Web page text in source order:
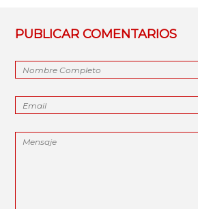
PUBLICAR COMENTARIOS